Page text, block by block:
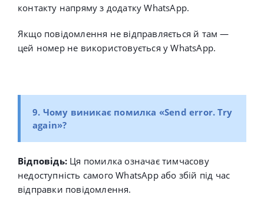
контакту напряму з додатку WhatsApp.
Якщо повідомлення не відправляється й там —
цей номер не використовується у WhatsApp.
9. Чому виникає помилка «Send error. Try
again»?
Відповідь: Ця помилка означає тимчасову
недоступність самого WhatsApp або збій під час
відправки повідомлення.